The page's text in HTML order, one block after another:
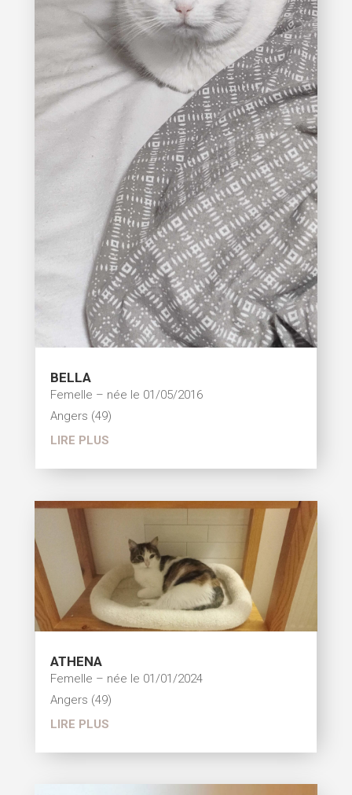
BELLA
Femelle – née le 01/05/2016
Angers (49)
LIRE PLUS
ATHENA
Femelle – née le 01/01/2024
Angers (49)
LIRE PLUS